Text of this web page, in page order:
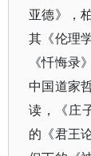
亚德》，
其《伦理
《忏悔录
中国道家
读，《庄
的《君王